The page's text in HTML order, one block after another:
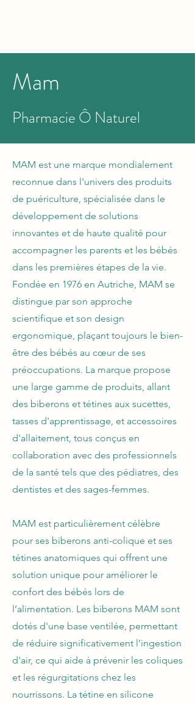
Mam
Pharmacie Ô Naturel
MAM est une marque mondialement
reconnue dans l'univers des produits
de puériculture, spécialisée dans le
développement de solutions
innovantes et de haute qualité pour
accompagner les parents et les bébés
dans les premières étapes de la vie.
Fondée en 1976 en Autriche, MAM se
distingue par son approche
scientifique et son design
ergonomique, plaçant toujours le bien-
être des bébés au cœur de ses
préoccupations. La marque propose
une large gamme de produits, allant
des biberons et tétines aux sucettes,
tasses d'apprentissage, et accessoires
d'allaitement, tous conçus en
collaboration avec des professionnels
de la santé tels que des pédiatres, des
dentistes et des sages-femmes.
MAM est particulièrement célèbre
pour ses biberons anti-colique et ses
tétines anatomiques qui offrent une
solution unique pour améliorer le
confort des bébés lors de
l’alimentation. Les biberons MAM sont
dotés d'une base ventilée, permettant
de réduire significativement l’ingestion
d'air, ce qui aide à prévenir les coliques
et les régurgitations chez les
nourrissons. La tétine en silicone